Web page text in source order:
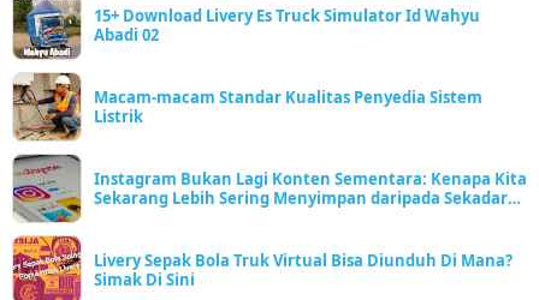
15+ Download Livery Es Truck Simulator Id Wahyu
Abadi 02
Macam-macam Standar Kualitas Penyedia Sistem
Listrik
Instagram Bukan Lagi Konten Sementara: Kenapa Kita
Sekarang Lebih Sering Menyimpan daripada Sekadar
Livery Sepak Bola Truk Virtual Bisa Diunduh Di Mana?
Simak Di Sini